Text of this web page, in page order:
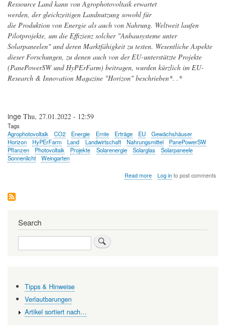
Ressource Land kann von Agrophotovoltaik erwartet
werden, der gleichzeitigen Landnutzung sowohl für
die Produktion von Energie als auch von Nahrung. Weltweit laufen
Pilotprojekte, um die Effizienz solcher "Anbausysteme unter
Solarpaneelen" und deren Marktfähigkeit zu testen. Wesentliche Aspekte
dieser Forschungen, zu denen auch von der EU-unterstützte Projekte
(PanePowerSW und HyPErFarm) beitragen, wurden kürzlich im EU-
Research & Innovation Magazine "Horizon" beschrieben*. .*
inge Thu, 27.01.2022 - 12:59
Tags
Agrophotovoltaik
CO2 Energie Ernte Erträge EU
Gewächshäuser
Horizon
HyPErFarm Land Landwirtschaft Nahrungsmittel
PanePowerSW
Pflanzen
Photovoltaik Projekte Solarenergie Solarglas
Solarpaneele
Sonnenlicht
Weingarten
Read moreabout
Agrophotovoltaik
von
Log into post comments
Search
Search
Tipps & Hinweise
Verlautbarungen
Artikel sortiert nach…